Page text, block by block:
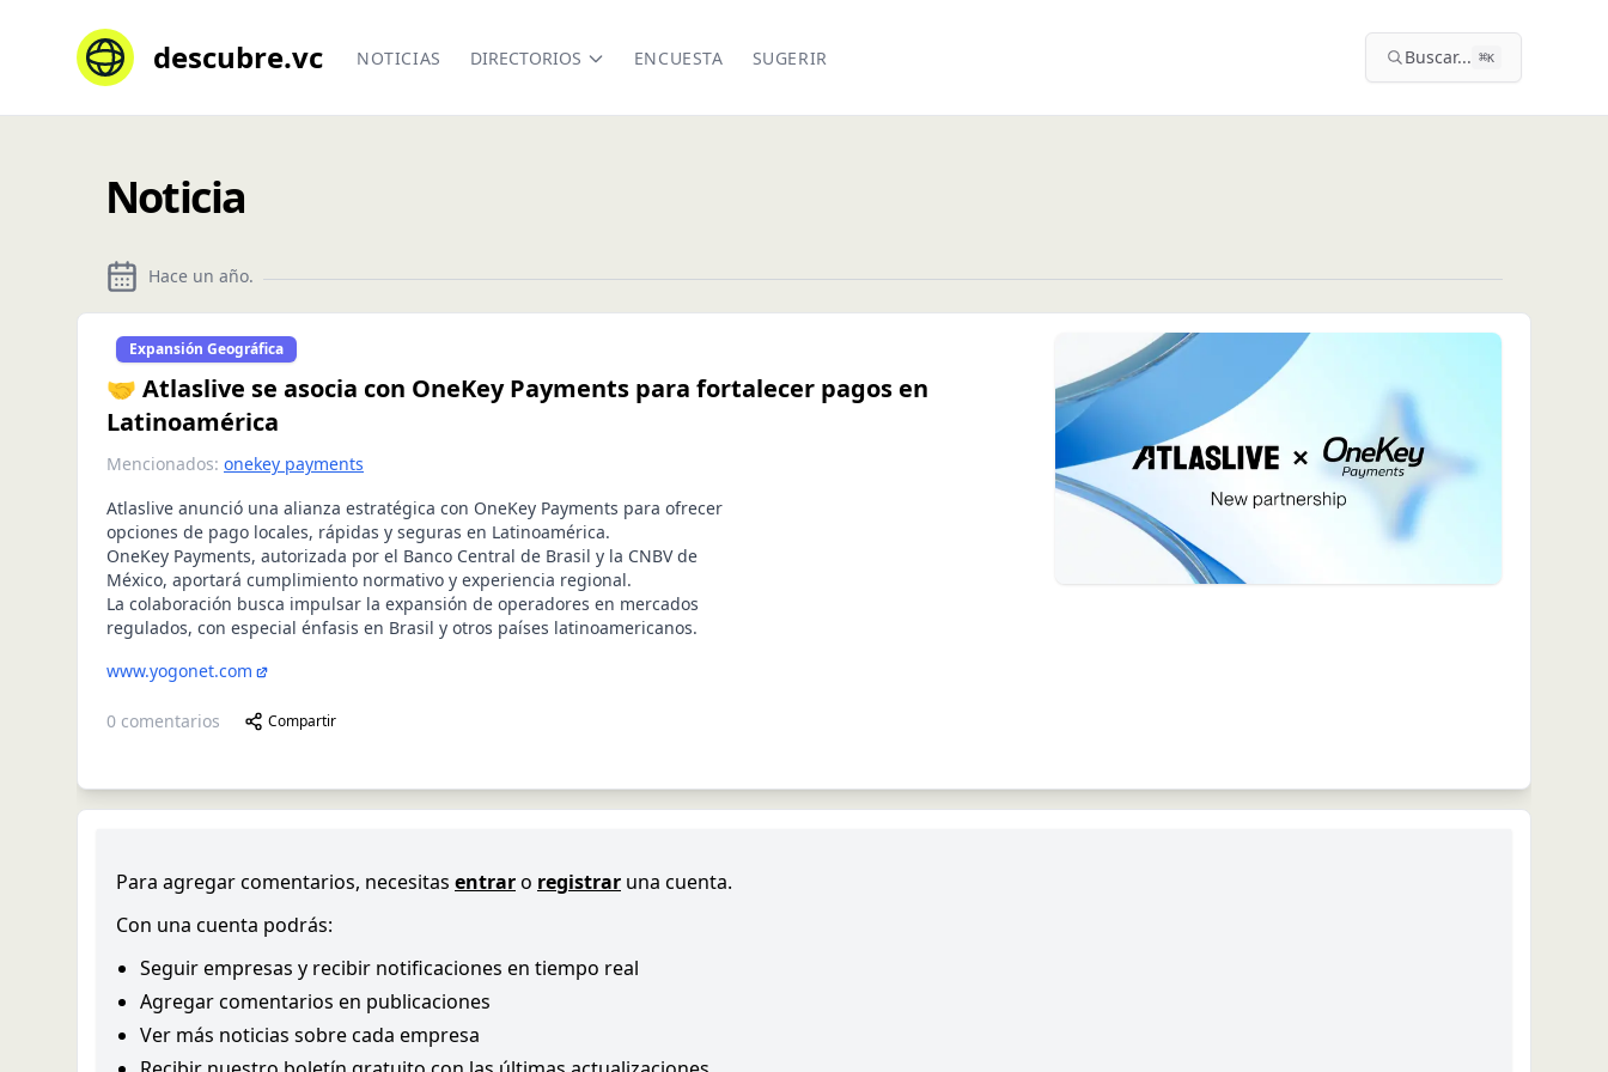
descubre.vc NOTICIAS DIRECTORIOS ENCUESTA SUGERIR Buscar... ⌘K
Noticia
Hace un año.
Expansión Geográfica
🤝 Atlaslive se asocia con OneKey Payments para fortalecer pagos en
Latinoamérica
Mencionados: onekey payments
Atlaslive anunció una alianza estratégica con OneKey Payments para ofrecer
opciones de pago locales, rápidas y seguras en Latinoamérica.
OneKey Payments, autorizada por el Banco Central de Brasil y la CNBV de
México, aportará cumplimiento normativo y experiencia regional.
La colaboración busca impulsar la expansión de operadores en mercados
regulados, con especial énfasis en Brasil y otros países latinoamericanos.
www.yogonet.com
0 comentarios Compartir
Para agregar comentarios, necesitas entraro registrar una cuenta.
Con una cuenta podrás:
Seguir empresas y recibir notificaciones en tiempo real
Agregar comentarios en publicaciones
Ver más noticias sobre cada empresa